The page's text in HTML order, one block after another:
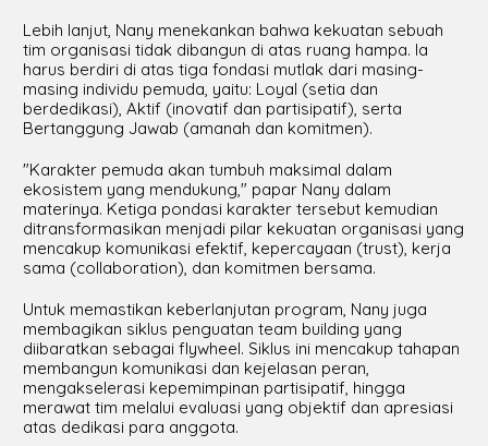
Lebih lanjut, Nany menekankan bahwa kekuatan sebuah
tim organisasi tidak dibangun di atas ruang hampa. Ia
harus berdiri di atas tiga fondasi mutlak dari masing-
masing individu pemuda, yaitu: Loyal (setia dan
berdedikasi), Aktif (inovatif dan partisipatif), serta
Bertanggung Jawab (amanah dan komitmen).
"Karakter pemuda akan tumbuh maksimal dalam
ekosistem yang mendukung," papar Nany dalam
materinya. Ketiga pondasi karakter tersebut kemudian
ditransformasikan menjadi pilar kekuatan organisasi yang
mencakup komunikasi efektif, kepercayaan (trust), kerja
sama (collaboration), dan komitmen bersama.
Untuk memastikan keberlanjutan program, Nany juga
membagikan siklus penguatan team building yang
diibaratkan sebagai flywheel. Siklus ini mencakup tahapan
membangun komunikasi dan kejelasan peran,
mengakselerasi kepemimpinan partisipatif, hingga
merawat tim melalui evaluasi yang objektif dan apresiasi
atas dedikasi para anggota.